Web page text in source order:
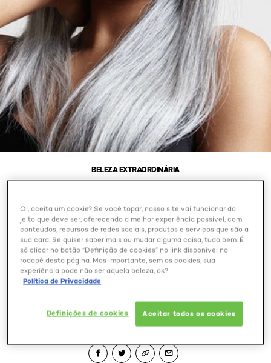
BELEZA EXTRAORDINÁRIA
QUERO DEIXAR MEU
CABELO BRANCO, COMO
FAÇO? 5 JEITOS DE
DISFARÇAR A DIFERENÇA
DE COR DURANTE A
TRANSIÇÃO
Oi, aceita um cookie? Se você topar, nosso site vai funcionar do
jeito que deve ser, oferecendo a melhor experiência possível, com
conteúdos, recursos de redes sociais, produtos e serviços que são a
sua cara. Se quiser saber mais ou mudar alguma coisa, tudo bem. É
só clicar no botão “Definição de cookies” no link disponível no
rodapé desta página. Mas importante, sem os cookies, sua
experiência pode não ser aquela beleza, ok?
Política de Privacidade
Definições de cookies Aceitar todos os cookies